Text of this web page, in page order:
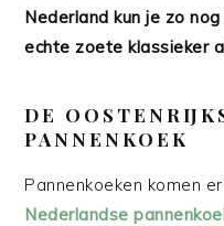
Nederland kun je zo
echte zoete klassieker
DE
PANNENKOEK
Pannenkoeken komen
Nederlandse